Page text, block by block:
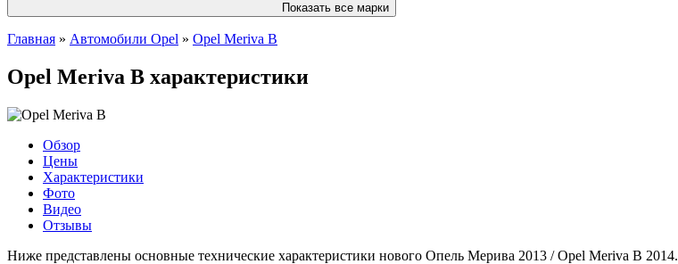
Показать все марки
Главная » Автомобили Opel » Opel Meriva B
Opel Meriva B характеристики
Обзор
Цены
Характеристики
Фото
Видео
Отзывы
Ниже представлены основные технические характеристики нового Опель Мерива 2013 / Opel Meriva B 2014.